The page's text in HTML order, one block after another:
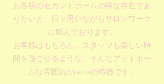
お客様のセカンドホームの様な存在であ
りたいと、日々思いながらサロンワーク
に励んでおります。
お客様はもちろん、スタッフも楽しい時
間を過ごせるような、そんなアットホー
ムな雰囲気がrectaの特徴です。